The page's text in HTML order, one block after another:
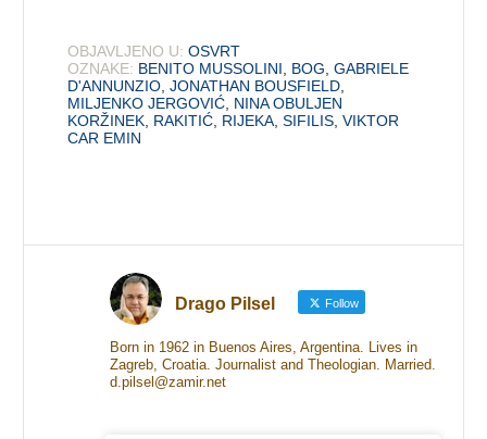
OBJAVLJENO U: OSVRT
OZNAKE: BENITO MUSSOLINI BOG ,GABRIELE
D'ANNUNZIO ,JONATHAN BOUSFIELD
MILJENKO JERGOVIĆ NINA OBULJEN
KORŽINEK RAKITIĆ RIJEKA ,SIFILIS ,VIKTOR
CAR EMIN
Drago Pilsel Follow
Born in 1962 in Buenos Aires, Argentina. Lives in
Zagreb, Croatia. Journalist and Theologian. Married.
d.pilsel@zamir.net